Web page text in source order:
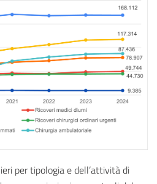
per tipologia e dell’attività di